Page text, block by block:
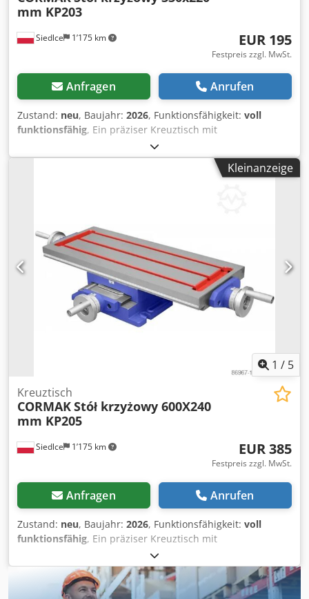
Siedlce 1’175 km
mm KP203
EUR 195
Festpreis zzgl. MwSt.
Anfragen Anrufen
Zustand: neu, Baujahr: 2026, Funktionsfähigkeit: voll
funktionsfähig, Ein präziser Kreuztisch mit
Schraubenabdeckung und Gleitführungen im
„Schwalbenschwanz“-Verfahren verbessern die Steifigkeit
des Tisches deutlich und ermöglichen die Eliminierung
Fräsmaschinen usw., wodurch wir beim Bohren oder
Bohren eine präzise Positionierung erhalten. Dkodpfx Aovu
Uwuekber Die Schraubenabdeckung verhindert, dass
Späne in den Vorschubmechanismus gelangen. Ein
weiterer Vorteil des Tisches ist die Streifenskala, die eine
ständige Sicht auf die Position des Tisches in der X- und Y-
Achse ermöglicht Nonius 4 mm/0,02 mm
Kleinanzeige
1 / 5
Siedlce 1’175 km
Kreuztisch
CORMAKStół krzyżowy 600X240
mm KP205
EUR 385
Festpreis zzgl. MwSt.
Anfragen Anrufen
Zustand: neu, Baujahr: 2026, Funktionsfähigkeit: voll
funktionsfähig, Ein präziser Kreuztisch mit
Schraubenabdeckung und Gleitführungen im
„Schwalbenschwanz“-Verfahren verbessern die Steifigkeit
des Tisches deutlich und ermöglichen die Eliminierung